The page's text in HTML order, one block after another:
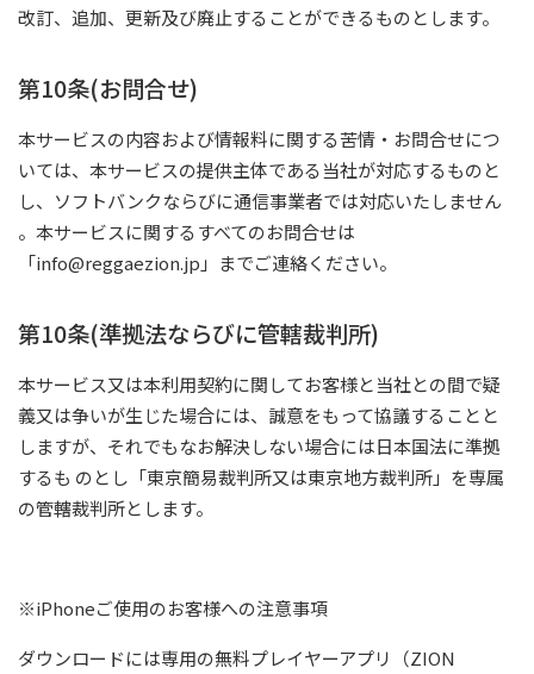
改訂、追加、更新及び廃止することができるものとします。
第10条(お問合せ)
本サービスの内容および情報料に関する苦情・お問合せにつ
いては、本サービスの提供主体である当社が対応するものと
し、ソフトバンクならびに通信事業者では対応いたしません
。本サービスに関するすべてのお問合せは
「info@reggaezion.jp」までご連絡ください。
第10条(準拠法ならびに管轄裁判所)
本サービス又は本利用契約に関してお客様と当社との間で疑
義又は争いが生じた場合には、誠意をもって協議することと
しますが、それでもなお解決しない場合には日本国法に準拠
するも のとし「東京簡易裁判所又は東京地方裁判所」を専属
の管轄裁判所とします。
※iPhoneご使用のお客様への注意事項
ダウンロードには専用の無料プレイヤーアプリ（ZION